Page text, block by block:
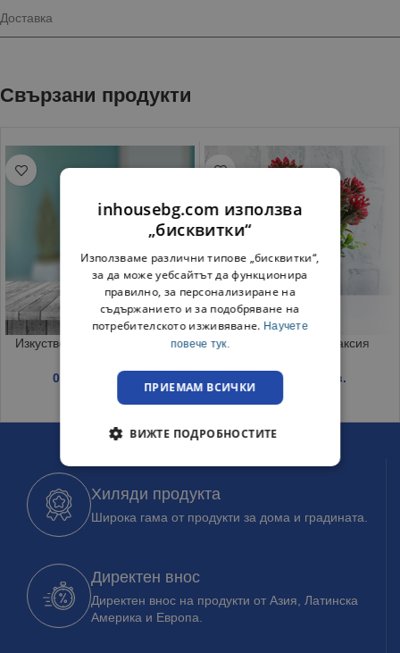
Доставка
Свързани продукти
Изкуствено цвете лале 60 см
0.69 / 1.35 лв.
Икебана Цвете в саксия
€ / 5.26 лв.
Хиляди продукта
Широка гама от продукти за дома и градината.
Директен внос
Директен внос на продукти от Азия, Латинска
Америка и Европа.
inhousebg.com използва
„бисквитки“
Използваме различни типове „бисквитки“,
за да може уебсайтът да функционира
правилно, за персонализиране на
съдържанието и за подобряване на
потребителското изживяване. Научете
повече тук.
ПРИЕМАМ ВСИЧКИ
ВИЖТЕ ПОДРОБНОСТИТЕ